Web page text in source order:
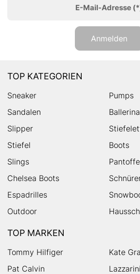
E-Mail-Adresse
Anmelden
TOP KATEGORIEN
Sneaker
Pumps
Sandalen
Slipper
Stiefel
Boots
Slings
Chelsea Boots
Espadrilles
Outdoor
TOP MARKEN
Tommy Hilfiger
Kate
Pat Calvin
Lazzarini